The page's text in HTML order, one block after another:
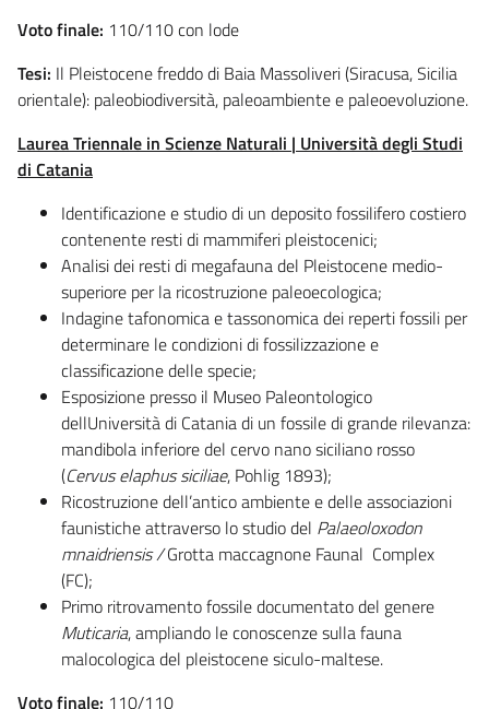
Voto finale: 110/110 con lode
Tesi: Il Pleistocene freddo di Baia Massoliveri (Siracusa, Sicilia
orientale): paleobiodiversità, paleoambiente e paleoevoluzione.
Laurea Triennale in Scienze Naturali | Università degli Studi
di Catania
Identificazione e studio di un deposito fossilifero costiero
contenente resti di mammiferi pleistocenici;
Analisi dei resti di megafauna del Pleistocene medio-
superiore per la ricostruzione paleoecologica;
Indagine tafonomica e tassonomica dei reperti fossili per
determinare le condizioni di fossilizzazione e
classificazione delle specie;
Esposizione presso il Museo Paleontologico
dellUniversità di Catania di un fossile di grande rilevanza:
mandibola inferiore del cervo nano siciliano rosso
(Cervus elaphus siciliae, Pohlig 1893);
Ricostruzione dell’antico ambiente e delle associazioni
faunistiche attraverso lo studio del Palaeoloxodon
mnaidriensis /Grotta maccagnone Faunal Complex
(FC);
Primo ritrovamento fossile documentato del genere
Muticaria, ampliando le conoscenze sulla fauna
malocologica del pleistocene siculo-maltese.
Voto finale: 110/110